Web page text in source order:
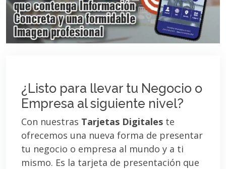
¿Listo para llevar tu Negocio o
Empresa al siguiente nivel?
Con nuestras Tarjetas Digitales te
ofrecemos una nueva forma de presentar
tu negocio o empresa al mundo y a ti
mismo. Es la tarjeta de presentación que